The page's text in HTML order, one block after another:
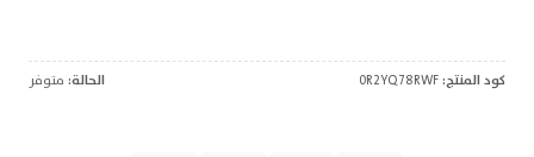
كود المنتج: الحالة: متوفر